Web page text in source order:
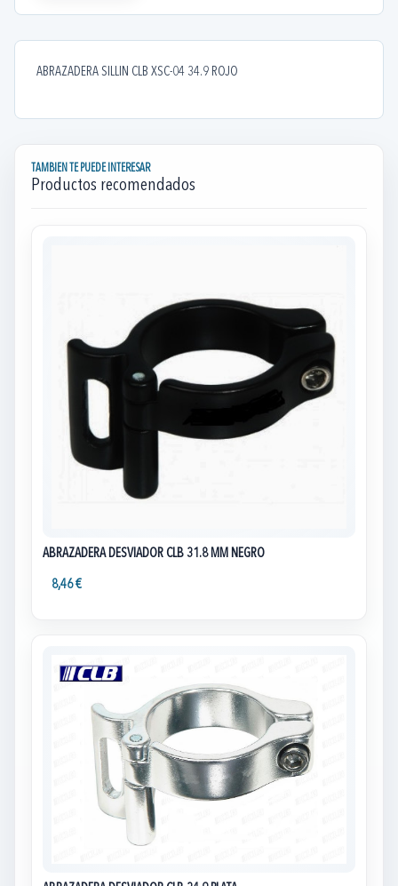
ABRAZADERA SILLIN CLB XSC-04 34.9 ROJO
TAMBIEN TE PUEDE INTERESAR
Productos recomendados
ABRAZADERA DESVIADOR CLB 31.8 MM NEGRO
8,46 €